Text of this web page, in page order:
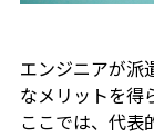
エンジニアが派
なメリットを得
ここでは、代表